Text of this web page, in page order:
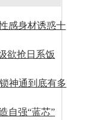
感身材诱惑十
欲抢日系饭
神通到底有多
自强“蓝芯”